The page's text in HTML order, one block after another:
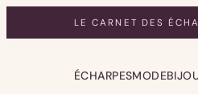
LE CARNET DES
ÉCHARPESMODE